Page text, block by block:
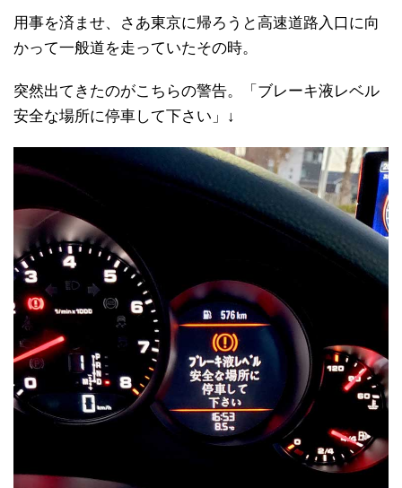
用事を済ませ、さあ東京に帰ろうと高速道路入口に向
かって一般道を走っていたその時。
突然出てきたのがこちらの警告。「ブレーキ液レベル
安全な場所に停車して下さい」↓